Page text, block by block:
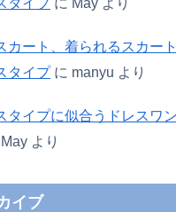
カート、着られるスカー
タイプに manyu より
タイプに似合うドレスワ
May より
イブ